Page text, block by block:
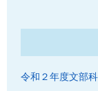
令和２年度文部